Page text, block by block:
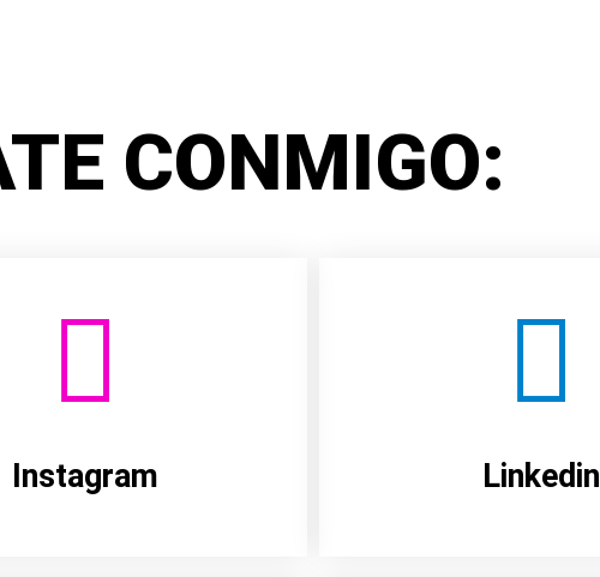
CONMIGO:
Instagram Linkedin